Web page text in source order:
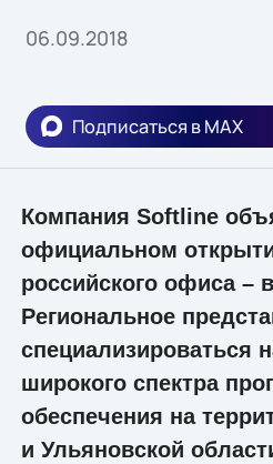
06.09.2018
Подписаться в MAX
Компания Softline
официальном
российского офиса –
Региональное
специализироваться
широкого спектра
обеспечения на
и Ульяновской